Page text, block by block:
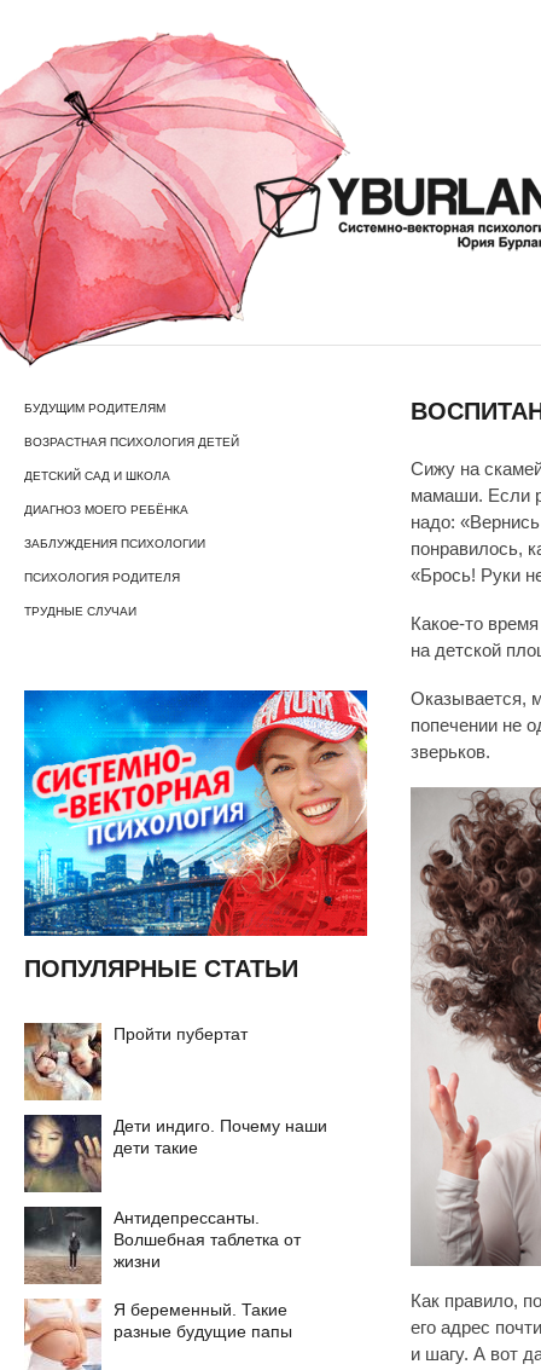
БУДУЩИМ РОДИТЕЛЯМ
ВОЗРАСТНАЯ ПСИХОЛОГИЯ ДЕТЕЙ
ДЕТСКИЙ САД И ШКОЛА
ДИАГНОЗ МОЕГО РЕБЁНКА
ЗАБЛУЖДЕНИЯ ПСИХОЛОГИИ
ПСИХОЛОГИЯ РОДИТЕЛЯ
ТРУДНЫЕ СЛУЧАИ
ПОПУЛЯРНЫЕ СТАТЬИ
Пройти пубертат
Дети индиго. Почему наши
дети такие
Антидепрессанты.
Волшебная таблетка от
жизни
Я беременный. Такие
разные будущие папы
Сижу на
мамаши. Если
надо:
понравилось,
«Брось! Руки
Какое-то
на детской
Оказывается,
попечении не
зверьков.
Как правило,
его адрес
и шагу. А вот